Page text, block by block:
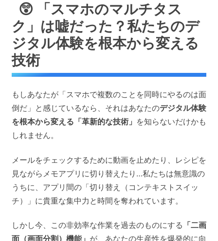
😲 「スマホのマルチタス
ク」は嘘だった？私たちのデ
ジタル体験を根本から変える
技術
もしあなたが「スマホで複数のことを同時にやるのは面
倒だ」と感じているなら、それはあなたのデジタル体験
を根本から変える「革新的な技術」 を知らないだけかも
しれません。
メールをチェックするために動画を止めたり、レシピを
見ながらメモアプリに切り替えたり…私たちは無意識の
うちに、アプリ間の「切り替え（コンテキストスイッ
チ）」に貴重な集中力と時間を奪われています。
しかし今、この非効率な作業を過去のものにする 「二画
面（画面分割）機能」 が、あなたの生産性を爆発的に向